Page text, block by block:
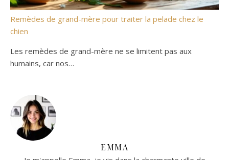
Remèdes de grand-mère pour traiter la pelade chez le
chien
Les remèdes de grand-mère ne se limitent pas aux
humains, car nos…
EMMA